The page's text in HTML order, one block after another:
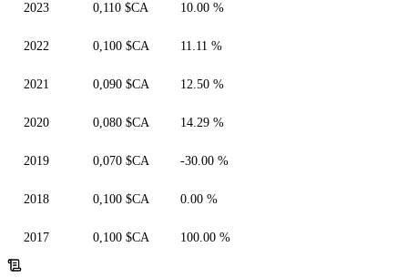
2023 0,110 $CA 10.00 %
2022 0,100 $CA 11.11 %
2021 0,090 $CA 12.50 %
2020 0,080 $CA 14.29 %
2019 0,070 $CA -30.00 %
2018 0,100 $CA 0.00 %
2017 0,100 $CA 100.00 %